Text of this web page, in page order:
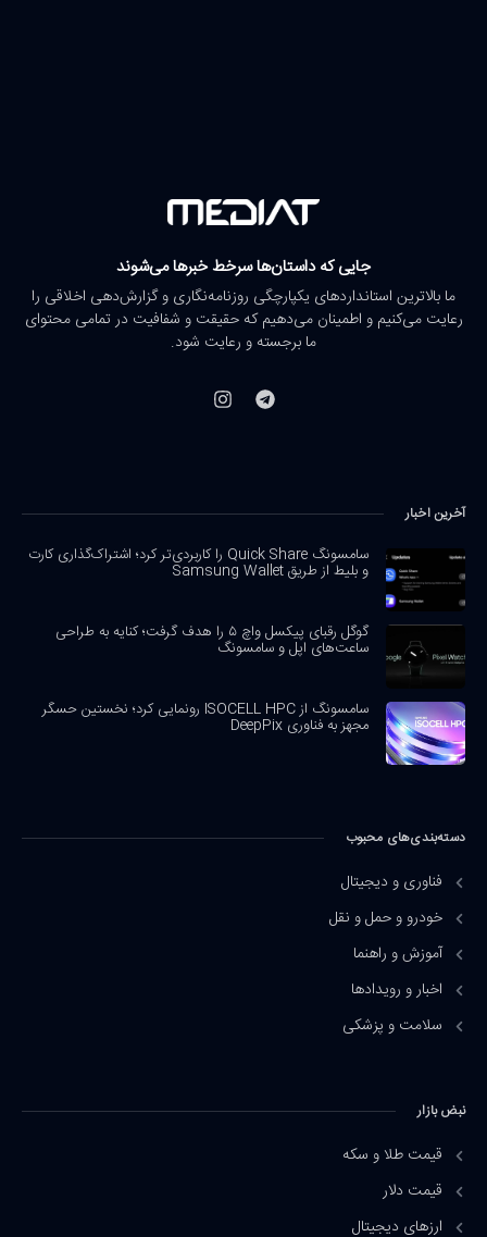
جایی که داستان‌ها سرخط خبرها می‌شوند
ما بالاترین استانداردهای یکپارچگی روزنامه‌نگاری و گزارش‌دهی اخلاقی را
رعایت می‌کنیم و اطمینان می‌دهیم که حقیقت و شفافیت در تمامی محتوای
ما برجسته و رعایت شود.
آخرین اخبار
سامسونگ Quick Share را کاربردی‌تر کرد؛ اشتراک‌گذاری کارت
و بلیط از طریق Samsung Wallet
گوگل رقبای پیکسل واچ ۵ را هدف گرفت؛ کنایه به طراحی
ساعت‌های اپل و سامسونگ
سامسونگ از ISOCELL HPC رونمایی کرد؛ نخستین حسگر
مجهز به فناوری DeepPix
دسته‌بندی‌های محبوب
فناوری و دیجیتال
خودرو و حمل و نقل
آموزش و راهنما
اخبار و رویدادها
سلامت و پزشکی
نبض بازار
قیمت طلا و سکه
قیمت دلار
ارزهای دیجیتال